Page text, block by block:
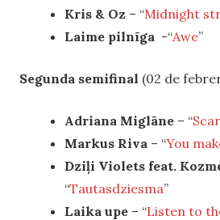
Kris & Oz – “Midnight
Laime pilnīga -“Awe”
Segunda semifinal (02 de
Adriana Miglāne – “
Markus Riva – “You
Dziļi Violets feat.
“Tautasdziesma”
Laika upe – “Listen to